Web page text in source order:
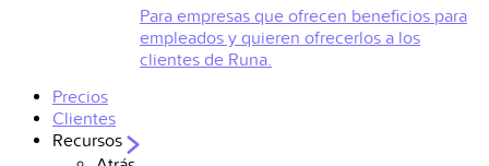
Para empresas que ofrecen beneficios para
empleados y quieren ofrecerlos a los
clientes de Runa.
Precios
Clientes
Recursos